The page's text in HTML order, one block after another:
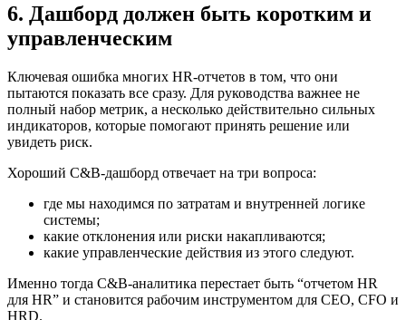
6. Дашборд должен быть коротким и
управленческим
Ключевая ошибка многих HR-отчетов в том, что они
пытаются показать все сразу. Для руководства важнее не
полный набор метрик, а несколько действительно сильных
индикаторов, которые помогают принять решение или
увидеть риск.
Хороший C&B-дашборд отвечает на три вопроса:
где мы находимся по затратам и внутренней логике
системы;
какие отклонения или риски накапливаются;
какие управленческие действия из этого следуют.
Именно тогда C&B-аналитика перестает быть “отчетом HR
для HR” и становится рабочим инструментом для CEO, CFO и
HRD.